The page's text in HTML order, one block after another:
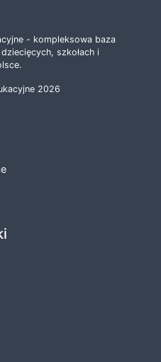
- kompleksowa baza
szkołach i
2026